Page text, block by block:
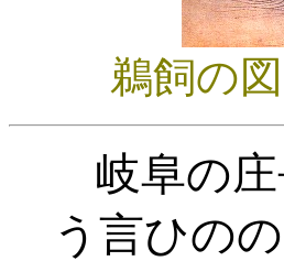
鵜飼の
岐阜の庄
う言ひの